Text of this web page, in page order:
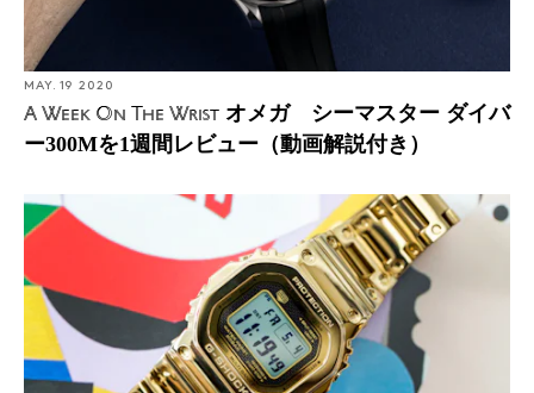
MAY. 19 2020
A Week On The Wrist オメガ シーマスター ダイバ
ー300Mを1週間レビュー（動画解説付き）